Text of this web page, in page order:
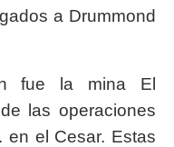
a Drummond
fue la mina El
las operaciones
en el Cesar. Estas